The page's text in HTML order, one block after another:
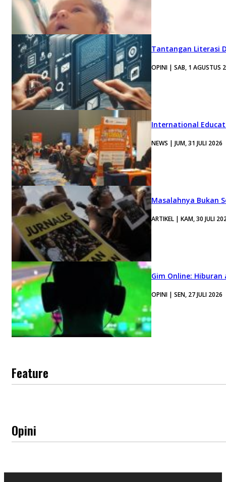
Tantangan Literasi
OPINI | SAB, 1 AGUSTUS
International
NEWS | JUM, 31 JULI 2026
Masalahnya Bukan
ARTIKEL | KAM, 30 JULI
Gim Online:
OPINI | SEN, 27 JULI 2026
Feature
Opini